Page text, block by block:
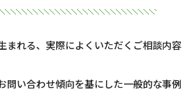
まれる、実際によくいただくご相談内容
い合わせ傾向を基にした一般的な事例